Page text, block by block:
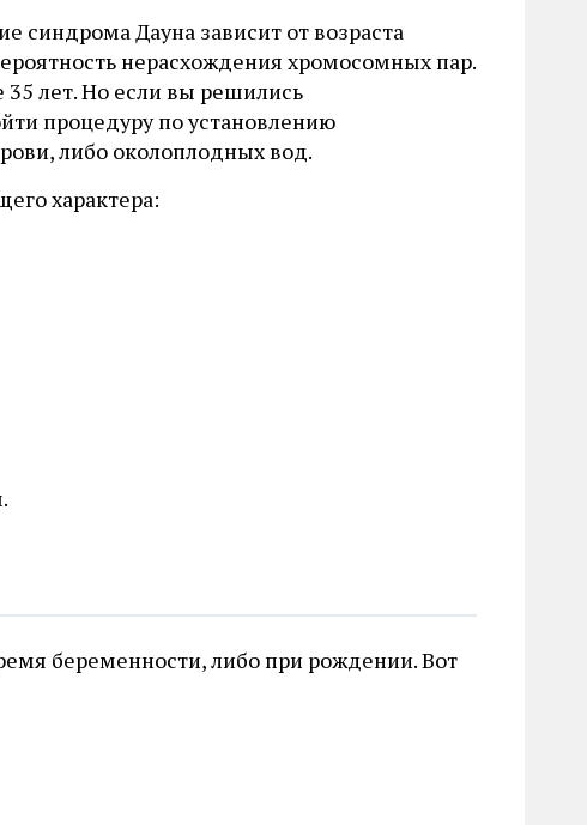
синдрома Дауна зависит от возраста
нерасхождения хромосомных пар.
лет. Но если вы решились
процедуру по установлению
либо околоплодных вод.
характера:
беременности, либо при рождении. Вот